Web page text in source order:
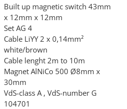
Built up magnetic switch 43mm
x 12mm x 12mm
Set AG 4
Cable LiYY 2 x 0,14mm²
white/brown
Cable lenght 2m to 10m
Magnet AlNiCo 500 Ø8mm x
30mm
VdS-class A , VdS-number G
104701